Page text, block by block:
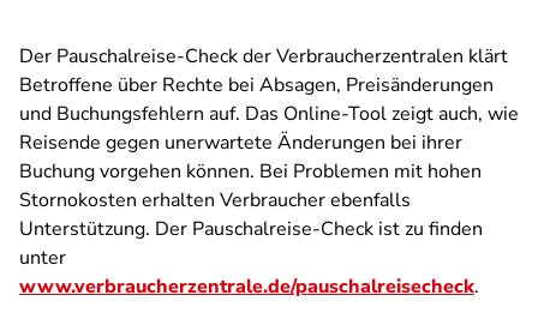
Der Pauschalreise-Check der Verbraucherzentralen klärt
Betroffene über Rechte bei Absagen, Preisänderungen
und Buchungsfehlern auf. Das Online-Tool zeigt auch, wie
Reisende gegen unerwartete Änderungen bei ihrer
Buchung vorgehen können. Bei Problemen mit hohen
Stornokosten erhalten Verbraucher ebenfalls
Unterstützung. Der Pauschalreise-Check ist zu finden
unter
www.verbraucherzentrale.de/pauschalreisecheck.